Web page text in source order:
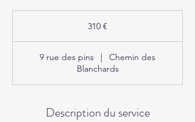
310 €
9 rue des pins |
Chemin des
Blanchards
Description du service